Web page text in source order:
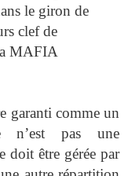
le giron de
clef de
MAFIA
garanti comme un
n’est pas une
doit être gérée par